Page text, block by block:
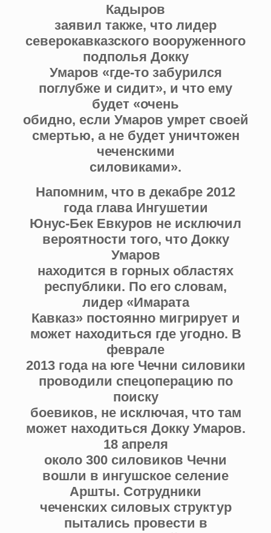
Кадыров
заявил также, что лидер
северокавказского вооруженного
подполья Докку
Умаров «где-то забурился
поглубже и сидит», и что ему
будет «очень
обидно, если Умаров умрет своей
смертью, а не будет уничтожен
чеченскими
силовиками».
Напомним, что в декабре 2012
года глава Ингушетии
Юнус-Бек Евкуров не исключил
вероятности того, что Докку
Умаров
находится в горных областях
республики. По его словам,
лидер «Имарата
Кавказ» постоянно мигрирует и
может находиться где угодно. В
феврале
2013 года на юге Чечни силовики
проводили спецоперацию по
поиску
боевиков, не исключая, что там
может находиться Докку Умаров.
18 апреля
около 300 силовиков Чечни
вошли в ингушское селение
Аршты. Сотрудники
чеченских силовых структур
пытались провести в